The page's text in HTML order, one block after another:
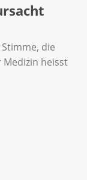
die
heisst